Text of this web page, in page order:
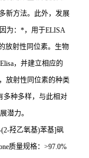
新方法。此外，发展
为： *，用于ELISA
放射性同位素。生物
Elisa，并建立相应的
放射性同位素的种类
多种多样，与此相对
潜力。
(2-羟乙氧基)苯基]砜
质量规格： >97.0%